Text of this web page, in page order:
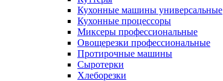
Кухонные машины универсальные
Кухонные процессоры
Миксеры профессиональные
Овощерезки профессиональные
Протирочные машины
Сыротерки
Хлеборезки